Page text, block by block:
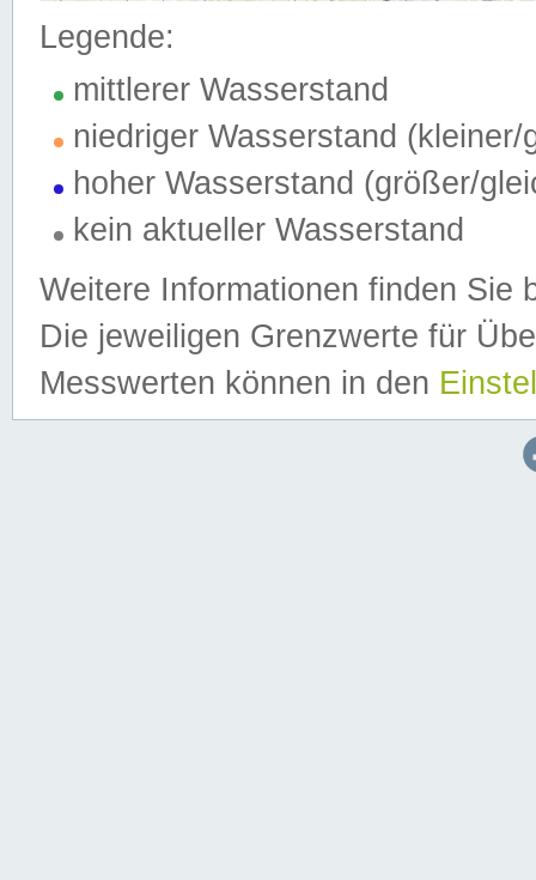
Legende:
mittlerer Wasserstand
niedriger Wasserstand (kleiner/
hoher Wasserstand (größer/
kein aktueller Wasserstand
Weitere Informationen finden Sie
Die jeweiligen Grenzwerte für
Messwerten können in den